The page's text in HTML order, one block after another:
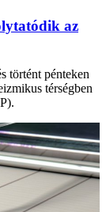
az
történt pénteken
térségben